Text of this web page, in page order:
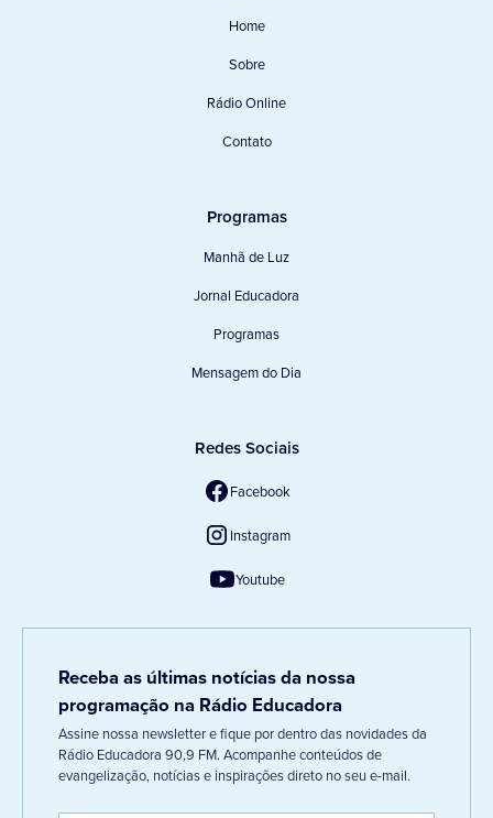
Home
Sobre
Rádio Online
Contato
Programas
Manhã de Luz
Jornal Educadora
Programas
Mensagem do Dia
Redes Sociais
Facebook
Instagram
Youtube
Receba as últimas notícias da nossa
programação na Rádio Educadora
Assine nossa newsletter e fique por dentro das novidades da
Rádio Educadora 90,9 FM. Acompanhe conteúdos de
evangelização, notícias e inspirações direto no seu e-mail.